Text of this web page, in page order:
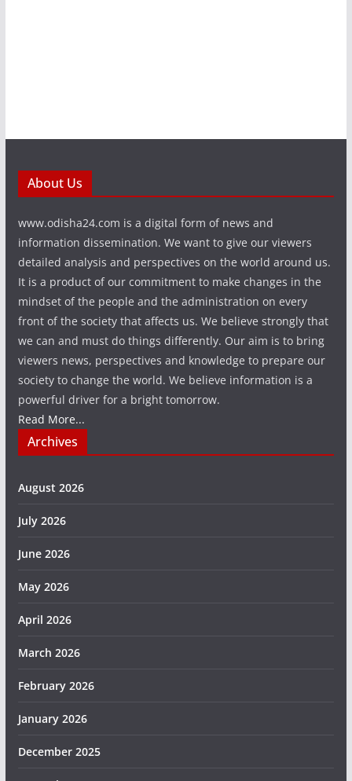
About Us
www.odisha24.com is a digital form of news and
information dissemination. We want to give our viewers
detailed analysis and perspectives on the world around us.
It is a product of our commitment to make changes in the
mindset of the people and the administration on every
front of the society that affects us. We believe strongly that
we can and must do things differently. Our aim is to bring
viewers news, perspectives and knowledge to prepare our
society to change the world. We believe information is a
powerful driver for a bright tomorrow.
Read More...
Archives
August 2026
July 2026
June 2026
May 2026
April 2026
March 2026
February 2026
January 2026
December 2025